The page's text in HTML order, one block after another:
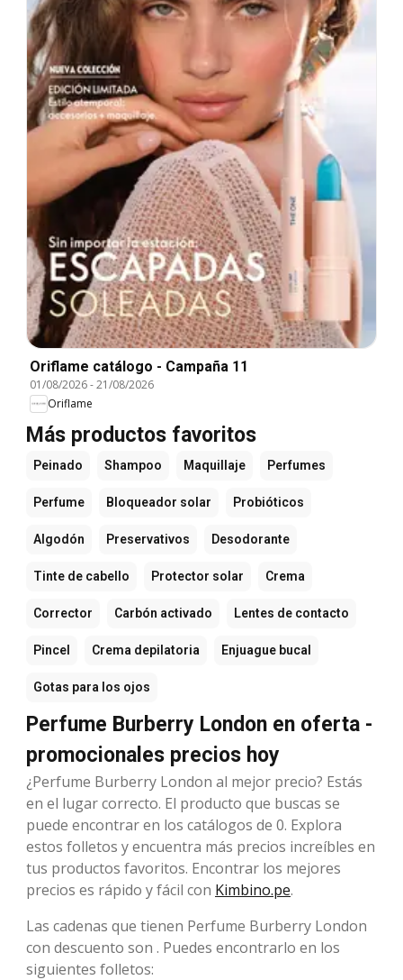
Oriflame catálogo - Campaña 11
01/08/2026-21/08/2026
Oriflame
Más productos favoritos
Peinado Shampoo Maquillaje Perfumes
Perfume Bloqueador solar Probióticos
Algodón Preservativos Desodorante
Tinte de cabello Protector solar Crema
Corrector Carbón activado Lentes de contacto
Pincel Crema depilatoria Enjuague bucal
Gotas para los ojos
Perfume Burberry London en oferta -
promocionales precios hoy
¿Perfume Burberry London al mejor precio? Estás
en el lugar correcto. El producto que buscas se
puede encontrar en los catálogos de 0. Explora
estos folletos y encuentra más precios increíbles en
tus productos favoritos. Encontrar los mejores
precios es rápido y fácil con Kimbino.pe.
Las cadenas que tienen Perfume Burberry London
con descuento son . Puedes encontrarlo en los
siguientes folletos: